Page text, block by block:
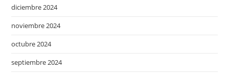
diciembre 2024
noviembre 2024
octubre 2024
septiembre 2024